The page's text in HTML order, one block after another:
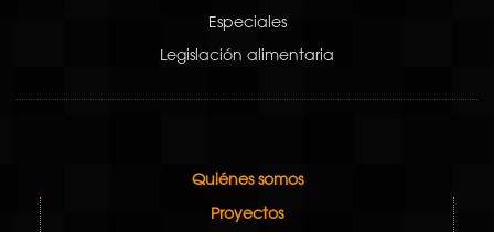
Especiales
Legislación alimentaria
Quiénes somos
Proyectos